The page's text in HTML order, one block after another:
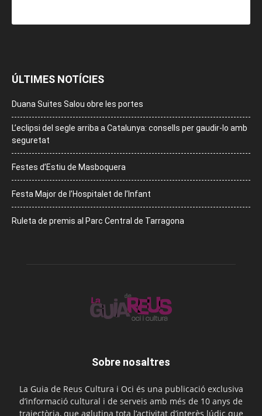
ÚLTIMES NOTÍCIES
Duana Suites Salou obre les portes
L’eclipsi del segle arriba a Catalunya: consells per gaudir-lo amb
seguretat
Festes d’Estiu de Masboquera
Festa Major de l’Hospitalet de l’Infant
Ruleta de premis al Parc Central de Tarragona
Sobre nosaltres
La Guia de Reus Cultura i Oci és una publicació exclusiva
d’informació cultural i de serveis amb més de 10 anys de
trajectòria, que aglutina tota l’activitat d’interès lúdic que